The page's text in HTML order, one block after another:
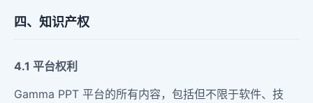
四、知识产权
4.1 平台权利
Gamma PPT 平台的所有内容，包括但不限于软件、技